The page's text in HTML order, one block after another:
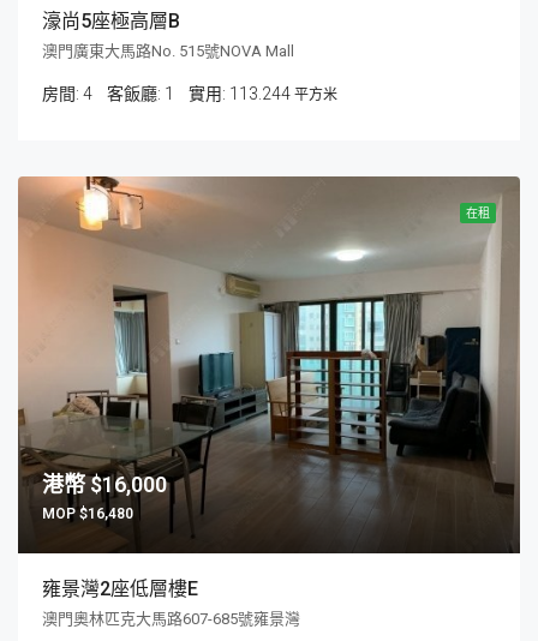
濠尚5座極高層B
澳門廣東大馬路No. 515號NOVA Mall
房間: 4 客飯廳: 1 113.244 平方米
在租
$16,000
$16,480
雍景灣2座低層樓E
澳門奧林匹克大馬路607-685號雍景灣